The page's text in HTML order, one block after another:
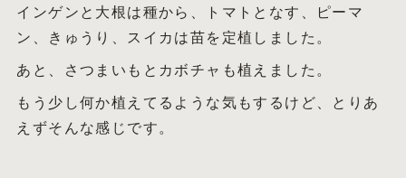
インゲンと大根は種から、トマトとなす、ピーマ
ン、きゅうり、スイカは苗を定植しました。
あと、さつまいもとカボチャも植えました。
もう少し何か植えてるような気もするけど、とりあ
えずそんな感じです。